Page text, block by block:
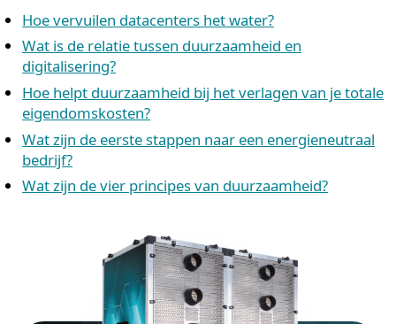
Op maat gedimensioneerde PCM-koeloplossingen
voor zowel kleine als grote technische ruimtes
Gemiddeld circa 90% energie- en kostenbesparing
opzichte van traditionele koelsystemen
Systemen die in aanmerking komen voor de EIA-
regeling, wat de terugverdientijd verkort
Integratie met bestaande
Modbus TCP/IP of hardware-signalen
minimaal 25 jaar en geen synthetische
Modulaire opbouw die meeschaalt met de groei
uw organisatie